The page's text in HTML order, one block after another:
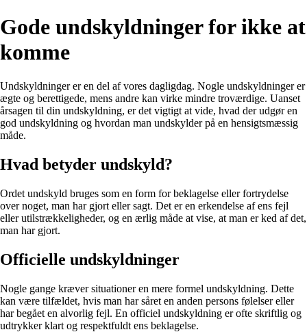
Gode undskyldninger for ikke at
komme
Undskyldninger er en del af vores dagligdag. Nogle undskyldninger er
ægte og berettigede, mens andre kan virke mindre troværdige. Uanset
årsagen til din undskyldning, er det vigtigt at vide, hvad der udgør en
god undskyldning og hvordan man undskylder på en hensigtsmæssig
måde.
Hvad betyder undskyld?
Ordet undskyld bruges som en form for beklagelse eller fortrydelse
over noget, man har gjort eller sagt. Det er en erkendelse af ens fejl
eller utilstrækkeligheder, og en ærlig måde at vise, at man er ked af det,
man har gjort.
Officielle undskyldninger
Nogle gange kræver situationer en mere formel undskyldning. Dette
kan være tilfældet, hvis man har såret en anden persons følelser eller
har begået en alvorlig fejl. En officiel undskyldning er ofte skriftlig og
udtrykker klart og respektfuldt ens beklagelse.